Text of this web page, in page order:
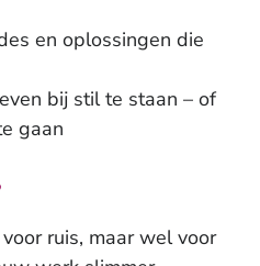
en oplossingen die
bij stil te staan – of
gaan
ruis, maar wel voor